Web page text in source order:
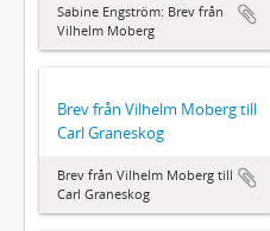
Sabine Engström: Brev från
Vilhelm Moberg
Brev från Vilhelm Moberg till
Carl Graneskog
Brev från Vilhelm Moberg till
Carl Graneskog